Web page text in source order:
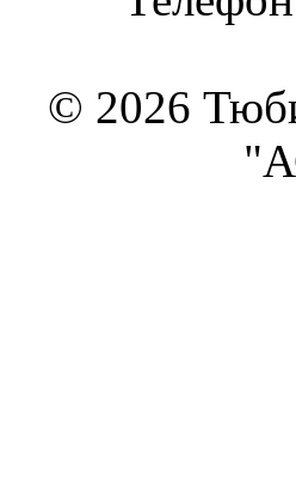
© 2026